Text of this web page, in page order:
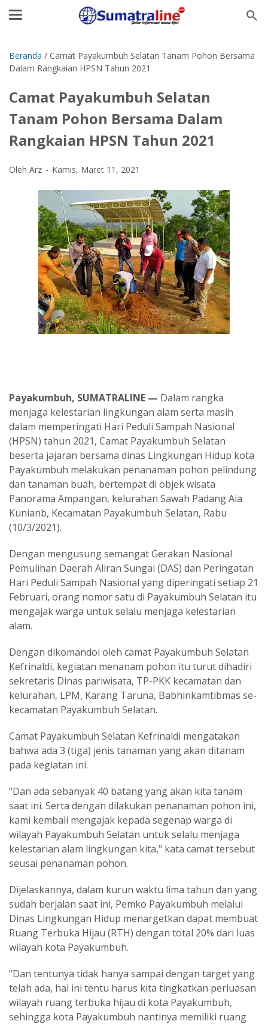
Beranda / Camat Payakumbuh Selatan Tanam Pohon Bersama
Dalam Rangkaian HPSN Tahun 2021
Camat Payakumbuh Selatan
Tanam Pohon Bersama Dalam
Rangkaian HPSN Tahun 2021
Oleh Arz Kamis, Maret 11, 2021
Payakumbuh, SUMATRALINE — Dalam rangka
menjaga kelestarian lingkungan alam serta masih
dalam memperingati Hari Peduli Sampah Nasional
(HPSN) tahun 2021, Camat Payakumbuh Selatan
beserta jajaran bersama dinas Lingkungan Hidup kota
Payakumbuh melakukan penanaman pohon pelindung
dan tanaman buah, bertempat di objek wisata
Panorama Ampangan, kelurahan Sawah Padang Aia
Kunianb, Kecamatan Payakumbuh Selatan, Rabu
(10/3/2021).
Dengan mengusung semangat Gerakan Nasional
Pemulihan Daerah Aliran Sungai (DAS) dan Peringatan
Hari Peduli Sampah Nasional yang diperingati setiap 21
Februari, orang nomor satu di Payakumbuh Selatan itu
mengajak warga untuk selalu menjaga kelestarian
alam.
Dengan dikomandoi oleh camat Payakumbuh Selatan
Kefrinaldi, kegiatan menanam pohon itu turut dihadiri
sekretaris Dinas pariwisata, TP-PKK kecamatan dan
kelurahan, LPM, Karang Taruna, Babhinkamtibmas se-
kecamatan Payakumbuh Selatan.
Camat Payakumbuh Selatan Kefrinaldi mengatakan
bahwa ada 3 (tiga) jenis tanaman yang akan ditanam
pada kegiatan ini.
"Dan ada sebanyak 40 batang yang akan kita tanam
saat ini. Serta dengan dilakukan penanaman pohon ini,
kami kembali mengajak kepada segenap warga di
wilayah Payakumbuh Selatan untuk selalu menjaga
kelestarian alam lingkungan kita," kata camat tersebut
seusai penanaman pohon.
Dijelaskannya, dalam kurun waktu lima tahun dan yang
sudah berjalan saat ini, Pemko Payakumbuh melalui
Dinas Lingkungan Hidup menargetkan dapat membuat
Ruang Terbuka Hijau (RTH) dengan total 20% dari luas
wilayah kota Payakumbuh.
"Dan tentunya tidak hanya sampai dengan target yang
telah ada, hal ini tentu harus kita tingkatkan perluasan
wilayah ruang terbuka hijau di kota Payakumbuh,
sehingga kota Payakumbuh nantinya memiliki ruang